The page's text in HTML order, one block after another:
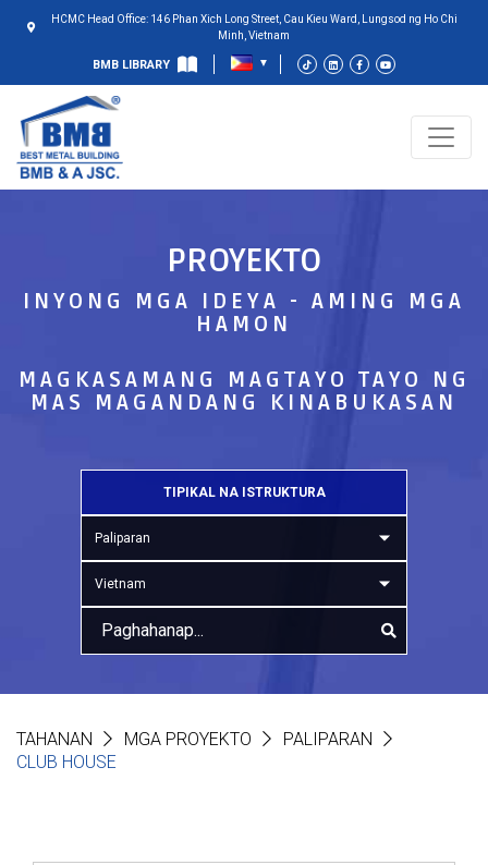
HCMC Head Office: 146 Phan Xich Long Street, Cau Kieu Ward, Lungsod ng Ho Chi
Minh, Vietnam
BMB LIBRARY
PROYEKTO
INYONG MGA IDEYA - AMING MGA
HAMON
MAGKASAMANG MAGTAYO TAYO NG
MAS MAGANDANG KINABUKASAN
TIPIKAL NA ISTRUKTURA
Paliparan
Vietnam
TAHANAN MGA PROYEKTO
PALIPARAN
CLUB HOUSE